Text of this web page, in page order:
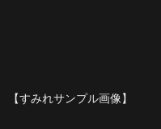
【すみれサンプル画像】